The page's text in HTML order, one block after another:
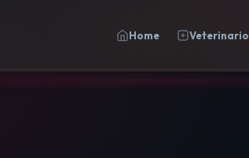
Home Veterinario